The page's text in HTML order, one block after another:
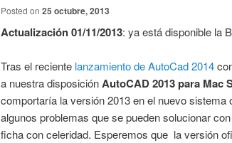
Posted on25 octubre, 2013
Actualización 01/11/2013: ya está disponible la
Tras el reciente lanzamiento de AutoCad 2014
a nuestra disposición AutoCAD 2013 para Mac
comportaría la versión 2013 en el nuevo
algunos problemas que se pueden solucionar
ficha con celeridad. Esperemos que la versión